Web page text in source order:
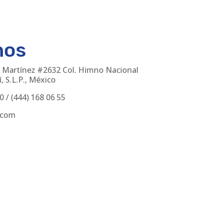
#2632 Col. Himno Nacional
S.L.P., México
/ (444) 168 06 55